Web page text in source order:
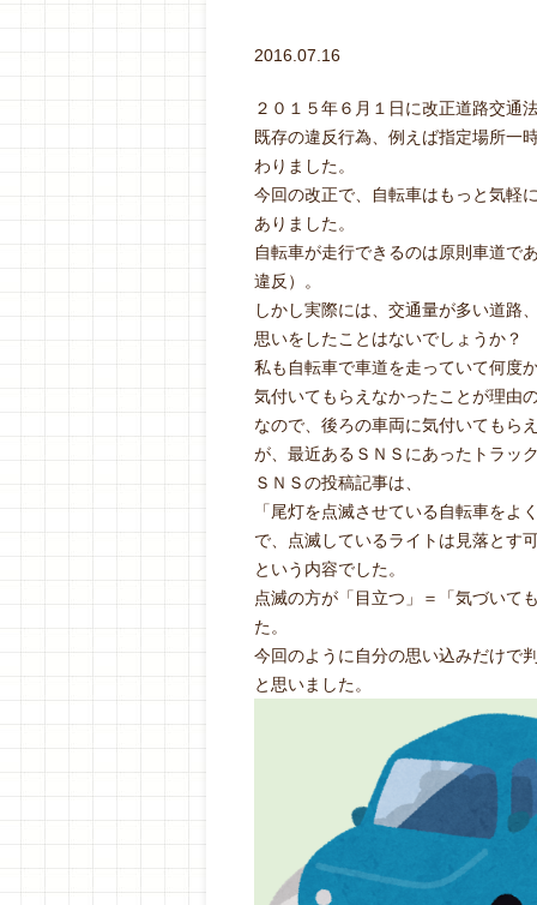
2016.07.16
２０１５年６月１日に改正道路交通
既存の違反行為、例えば指定場所一
わりました。
今回の改正で、自転車はもっと気軽
ありました。
自転車が走行できるのは原則車道で
違反）。
しかし実際には、交通量が多い道路
思いをしたことはないでしょうか？
私も自転車で車道を走っていて何度
気付いてもらえなかったことが理由
なので、後ろの車両に気付いてもら
が、最近あるＳＮＳにあったトラッ
ＳＮＳの投稿記事は、
「尾灯を点滅させている自転車を
で、点滅しているライトは見落とす
という内容でした。
点滅の方が「目立つ」＝「気づいて
た。
今回のように自分の思い込みだけで
と思いました。